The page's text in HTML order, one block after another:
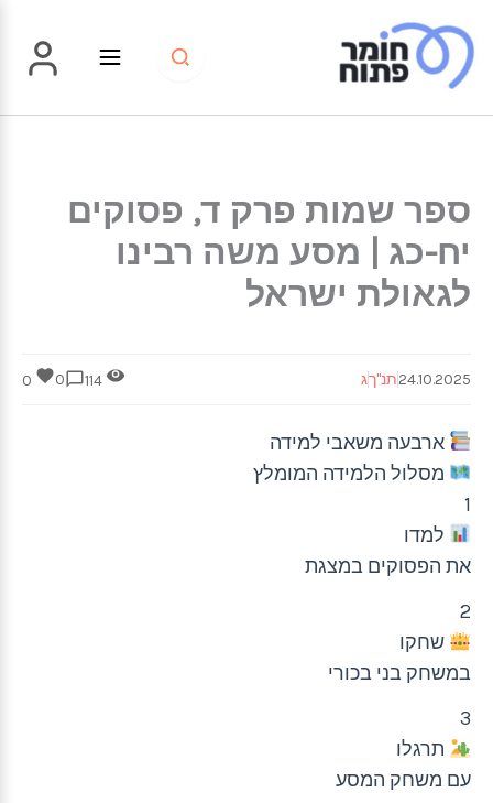
לתוכן
ספר שמות פרק ד, פסוקים
יח-כג | מסע משה רבינו
לגאולת ישראל
24.10.2025תנ"ךג 0
ארבעה משאבי למידה
מסלול הלמידה המומלץ
1
למדו
את הפסוקים במצגת
2
שחקו
במשחק בני בכורי
3
תרגלו
עם משחק המסע